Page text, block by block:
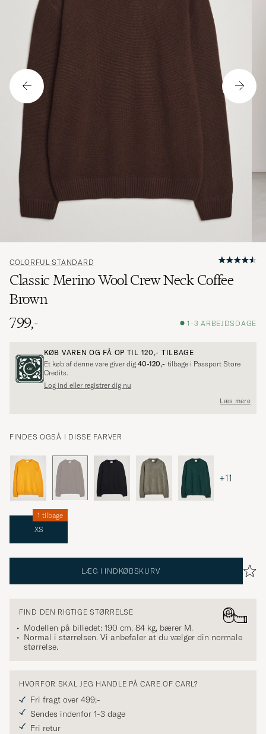
COLORFUL STANDARD
Classic Merino Wool Crew Neck Coffee
Brown
799,-
1-3 ARBEJDSDAGE
KØB VAREN OG FÅ OP TIL 120,- TILBAGE
Et køb af denne vare giver dig 40-120,- tilbage i Passport Store
Credits.
Log ind eller registrer dig nu
Læs mere
FINDES OGSÅ I DISSE FARVER
+11
XS
1 tilbage
LÆG I INDKØBSKURV
FIND DEN RIGTIGE STØRRELSE
Modellen på billedet: 190 cm, 84 kg, bærer M.
Normal i størrelsen. Vi anbefaler at du vælger din normale
størrelse.
HVORFOR SKAL JEG HANDLE PÅ CARE OF CARL?
Fri fragt over 499;-
Sendes indenfor 1-3 dage
Fri retur